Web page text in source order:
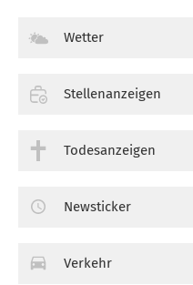
Wetter
Stellenanzeigen
Todesanzeigen
Newsticker
Verkehr